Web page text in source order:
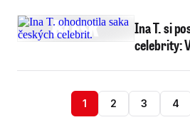
Ina T. si
celebrity:
1 2 3 4